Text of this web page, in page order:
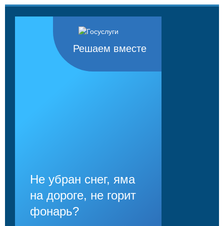
Решаем вместе
Не убран снег, яма
на дороге, не горит
фонарь?